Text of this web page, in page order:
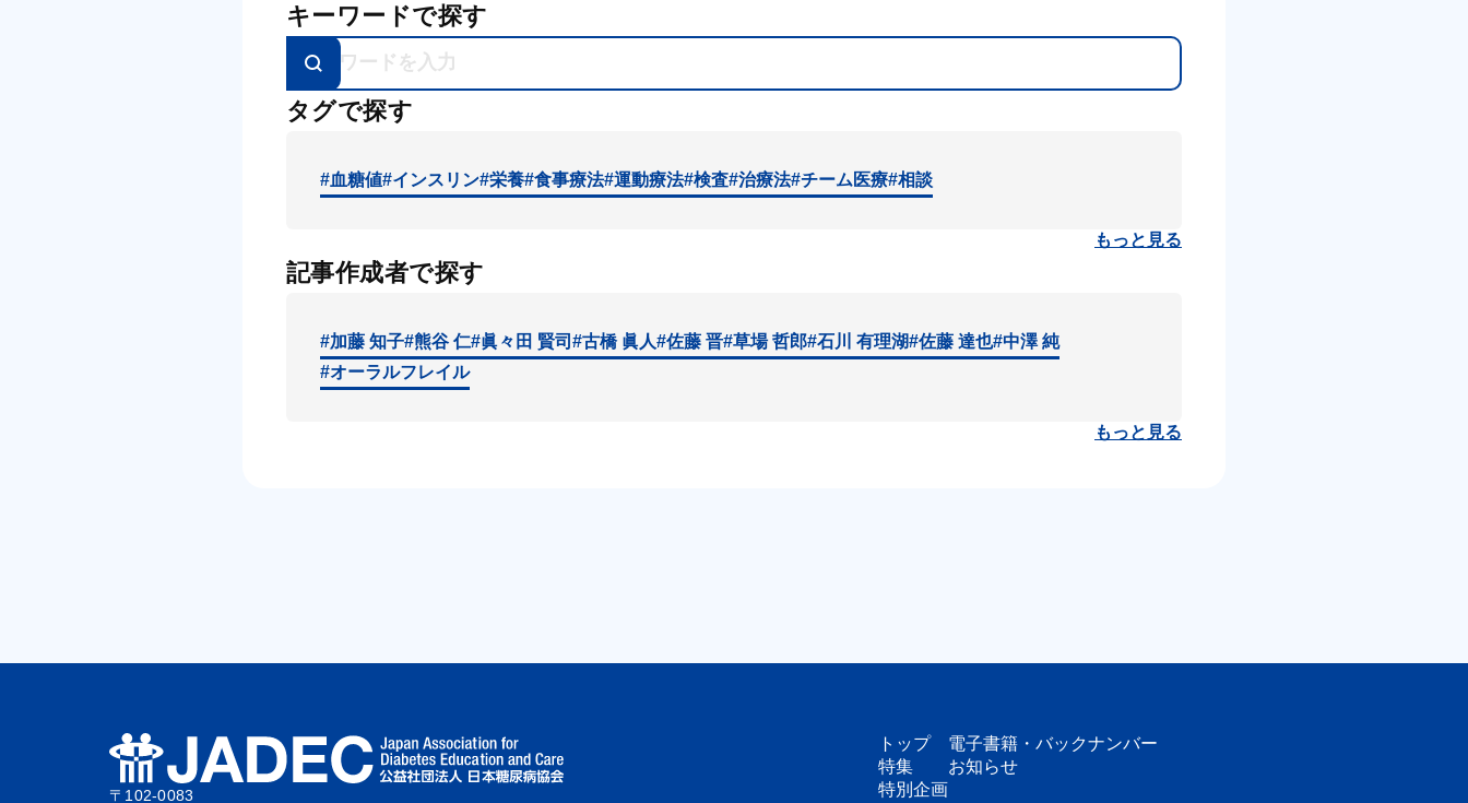
キーワードで探す
タグで探す
#血糖値#インスリン#栄養#食事療法#運動療法#検査#治療法#チーム医療#相談
もっと見る
記事作成者で探す
#加藤 知子#熊谷 仁#眞々田 賢司 #古橋 眞人#佐藤 晋#草場 哲郎#石川 有理湖#佐藤 達也#中澤 純
#オーラルフレイル
もっと見る
〒102-0083
トップ
特集
特別企画
電子書籍・ バックナンバー
お知らせ